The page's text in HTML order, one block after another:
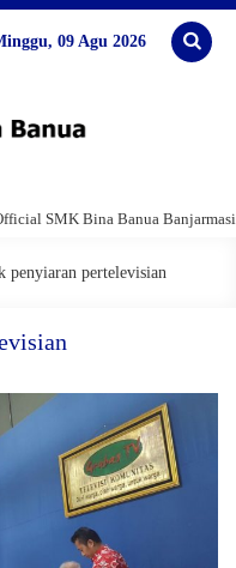
09 Agu 2026
SMK Bina Banua Banjarmasin
penyiaran pertelevisian